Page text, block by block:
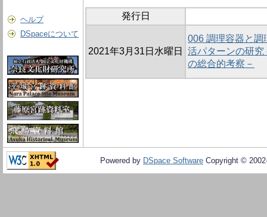
ヘルプ
DSpaceについて
発行日
2021年3月31日水曜日
006 調理容器と調
活パターンの研
の総合的考察－
Powered by DSpace Software Copyright ©